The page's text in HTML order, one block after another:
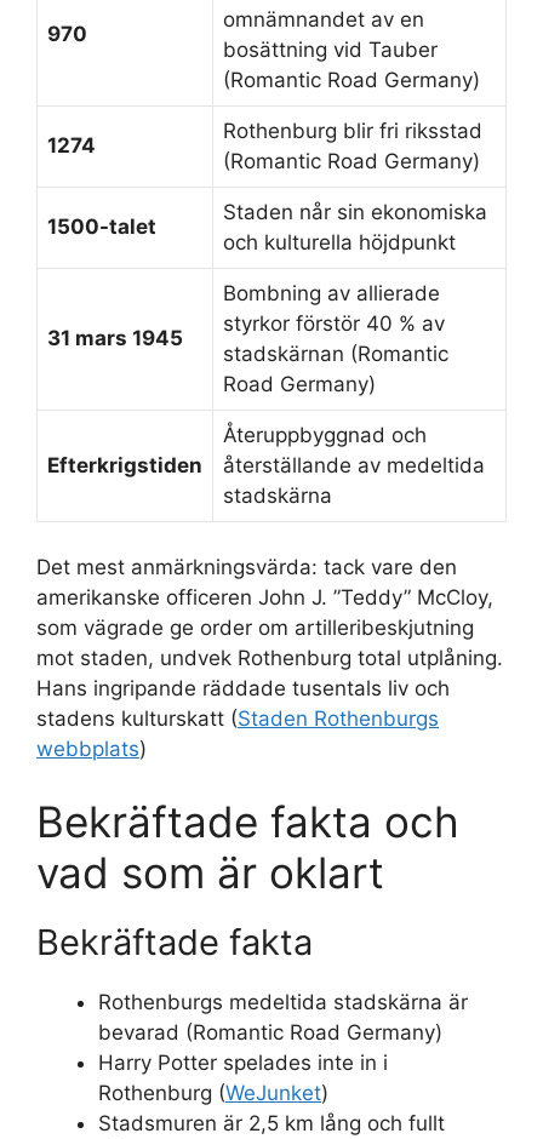
970
omnämnandet av en
bosättning vid Tauber
(Romantic Road Germany)
1274
Rothenburg blir fri riksstad
(Romantic Road Germany)
1500-talet
Staden når sin ekonomiska
och kulturella höjdpunkt
31 mars 1945
Bombning av allierade
styrkor förstör 40 % av
stadskärnan (Romantic
Road Germany)
Efterkrigstiden
Återuppbyggnad och
återställande av medeltida
stadskärna
Det mest anmärkningsvärda: tack vare den
amerikanske officeren John J. ”Teddy” McCloy,
som vägrade ge order om artilleribeskjutning
mot staden, undvek Rothenburg total utplåning.
Hans ingripande räddade tusentals liv och
stadens kulturskatt (Staden Rothenburgs
webbplats)
Bekräftade fakta och
vad som är oklart
Bekräftade fakta
Rothenburgs medeltida stadskärna är
bevarad (Romantic Road Germany)
Harry Potter spelades inte in i
Rothenburg (WeJunket)
Stadsmuren är 2,5 km lång och fullt